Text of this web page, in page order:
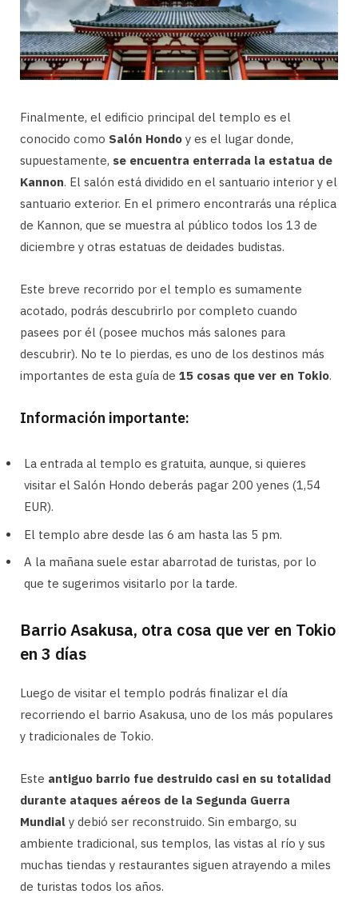
Finalmente, el edificio principal del templo es el
conocido como Salón Hondo y es el lugar donde,
supuestamente, se encuentra enterrada la estatua de
Kannon. El salón está dividido en el santuario interior y el
santuario exterior. En el primero encontrarás una réplica
de Kannon, que se muestra al público todos los 13 de
diciembre y otras estatuas de deidades budistas.
Este breve recorrido por el templo es sumamente
acotado, podrás descubrirlo por completo cuando
pasees por él (posee muchos más salones para
descubrir). No te lo pierdas, es uno de los destinos más
importantes de esta guía de 15 cosas que ver en Tokio.
Información importante:
La entrada al templo es gratuita, aunque, si quieres
visitar el Salón Hondo deberás pagar 200 yenes (1,54
EUR).
El templo abre desde las 6 am hasta las 5 pm.
A la mañana suele estar abarrotad de turistas, por lo
que te sugerimos visitarlo por la tarde.
Barrio Asakusa, otra cosa que ver en Tokio
en 3 días
Luego de visitar el templo podrás finalizar el día
recorriendo el barrio Asakusa, uno de los más populares
y tradicionales de Tokio.
Este antiguo barrio fue destruido casi en su totalidad
durante ataques aéreos de la Segunda Guerra
Mundial y debió ser reconstruido. Sin embargo, su
ambiente tradicional, sus templos, las vistas al río y sus
muchas tiendas y restaurantes siguen atrayendo a miles
de turistas todos los años.